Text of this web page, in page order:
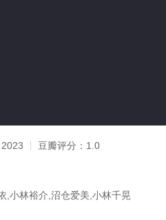
2023 豆瓣评分： 1.0
,小林裕介,沼仓爱美,小林千晃